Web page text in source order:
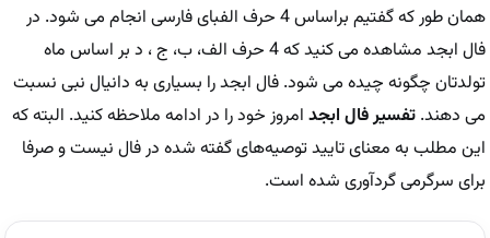
همان طور که گفتیم براساس 4 حرف الفبای فارسی انجام می شود. در
فال ابجد مشاهده می کنید که 4 حرف الف، ب، ج ، د بر اساس ماه
تولدتان چگونه چیده می شود. فال ابجد را بسیاری به دانیال نبی نسبت
می دهند. تفسیر فال ابجد امروز خود را در ادامه ملاحظه کنید. البته که
این مطلب به معنای تایید توصیه‌های گفته شده در فال نیست و صرفا
برای سرگرمی گردآوری شده است.